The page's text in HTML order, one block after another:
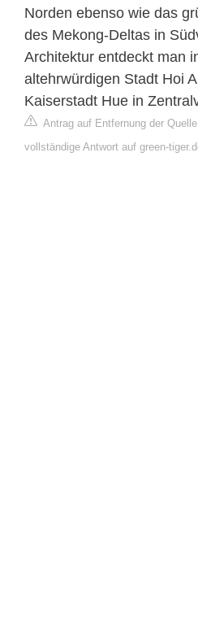
Norden ebenso wie das
des Mekong-Deltas in
Architektur entdeckt man
altehrwürdigen Stadt Hoi
Kaiserstadt Hue in
Antrag auf Entfernung der Quelle
vollständige Antwort auf green-